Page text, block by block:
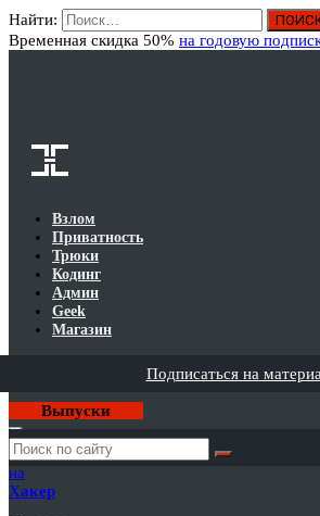
Найти:
Временная скидка 50% на годовую
Взлом
Приватность
Трюки
Кодинг
Админ
Geek
Магазин
Подписаться на
Выпуски
Годовая
подписка
на
Хакер